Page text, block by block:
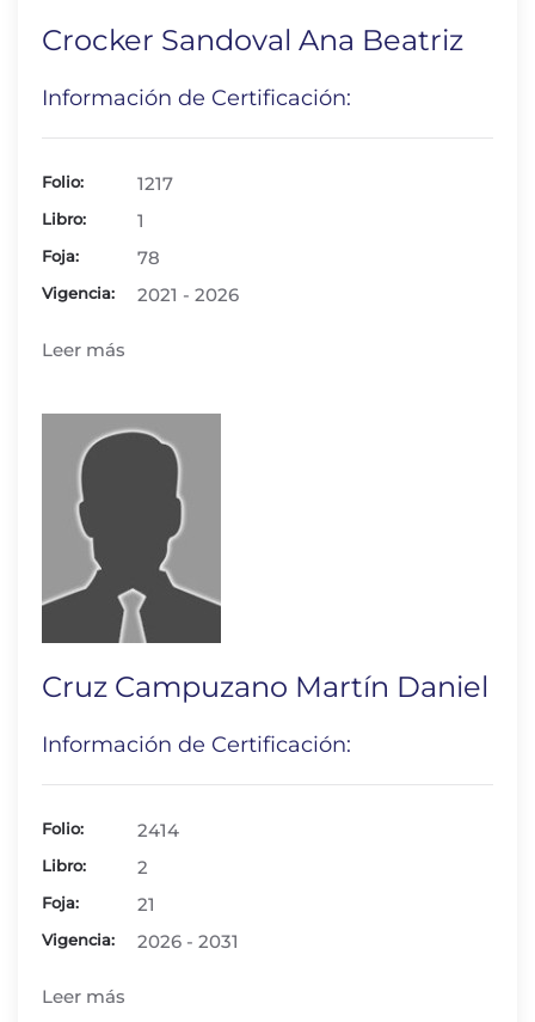
Crocker Sandoval Ana Beatriz
Información de Certificación:
Folio: 1217
Libro: 1
Foja: 78
Vigencia: 2021 - 2026
Leer más
Cruz Campuzano Martín Daniel
Información de Certificación:
Folio: 2414
Libro: 2
Foja: 21
Vigencia: 2026 - 2031
Leer más